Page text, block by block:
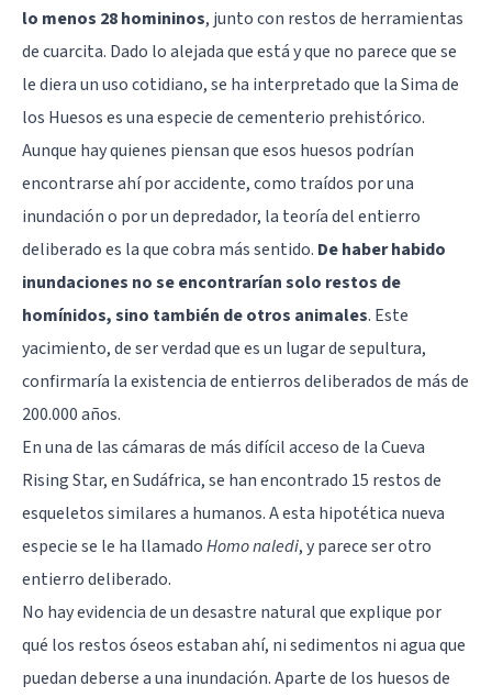
lo menos 28 homininos, junto con restos de herramientas
de cuarcita. Dado lo alejada que está y que no parece que se
le diera un uso cotidiano, se ha interpretado que la Sima de
los Huesos es una especie de cementerio prehistórico.
Aunque hay quienes piensan que esos huesos podrían
encontrarse ahí por accidente, como traídos por una
inundación o por un depredador, la teoría del entierro
deliberado es la que cobra más sentido. De haber habido
inundaciones no se encontrarían solo restos de
homínidos, sino también de otros animales. Este
yacimiento, de ser verdad que es un lugar de sepultura,
confirmaría la existencia de entierros deliberados de más de
200.000 años.
En una de las cámaras de más difícil acceso de la Cueva
Rising Star, en Sudáfrica, se han encontrado 15 restos de
esqueletos similares a humanos. A esta hipotética nueva
especie se le ha llamadoHomo naledi, y parece ser otro
entierro deliberado.
No hay evidencia de un desastre natural que explique por
qué los restos óseos estaban ahí, ni sedimentos ni agua que
puedan deberse a una inundación. Aparte de los huesos de